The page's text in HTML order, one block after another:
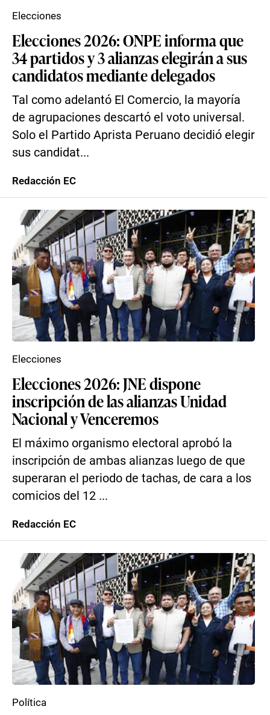
Elecciones 2026: ONPE informa que
34 partidos y 3 alianzas elegirán a sus
candidatos mediante delegados
Tal como adelantó El Comercio, la mayoría
de agrupaciones descartó el voto universal.
Solo el Partido Aprista Peruano decidió elegir
sus candidat...
Elecciones
Redacción EC
Elecciones 2026: JNE dispone
inscripción de las alianzas Unidad
Nacional y Venceremos
El máximo organismo electoral aprobó la
inscripción de ambas alianzas luego de que
superaran el periodo de tachas, de cara a los
comicios del 12 ...
Elecciones
Redacción EC
Política